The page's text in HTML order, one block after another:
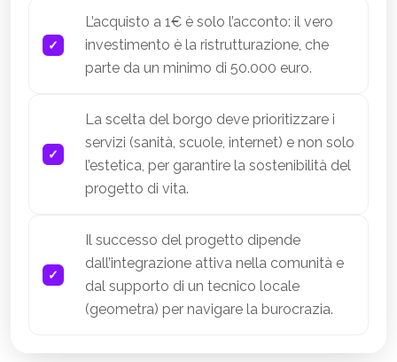
L’acquisto a 1€ è solo l’acconto: il vero
investimento è la ristrutturazione, che
parte da un minimo di 50.000 euro.
La scelta del borgo deve prioritizzare i
servizi (sanità, scuole, internet) e non solo
l’estetica, per garantire la sostenibilità del
progetto di vita.
Il successo del progetto dipende
dall’integrazione attiva nella comunità e
dal supporto di un tecnico locale
(geometra) per navigare la burocrazia.